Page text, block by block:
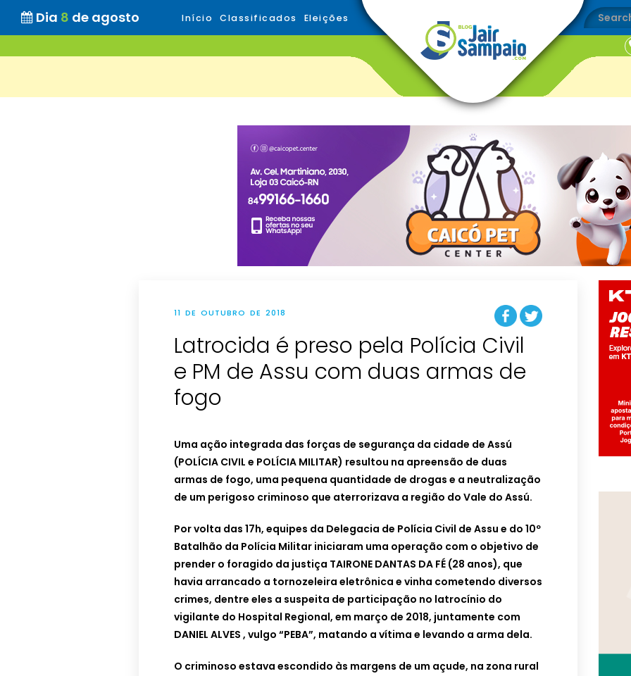
Dia 8 de agosto Início Classificados Eleições
11 DE OUTUBRO DE 2018
Latrocida é preso pela Polícia Civil
e PM de Assu com duas armas de
fogo
Uma ação integrada das forças de segurança da cidade de Assú
(POLÍCIA CIVIL e POLÍCIA MILITAR) resultou na apreensão de duas
armas de fogo, uma pequena quantidade de drogas e a neutralização
de um perigoso criminoso que aterrorizava a região do Vale do Assú.
Por volta das 17h, equipes da Delegacia de Polícia Civil de Assu e do 10º
Batalhão da Polícia Militar iniciaram uma operação com o objetivo de
prender o foragido da justiça TAIRONE DANTAS DA FÉ (28 anos), que
havia arrancado a tornozeleira eletrônica e vinha cometendo diversos
crimes, dentre eles a suspeita de participação no latrocínio do
vigilante do Hospital Regional, em março de 2018, juntamente com
DANIEL ALVES , vulgo “PEBA”, matando a vítima e levando a arma dela.
O criminoso estava escondido às margens de um açude, na zona rural